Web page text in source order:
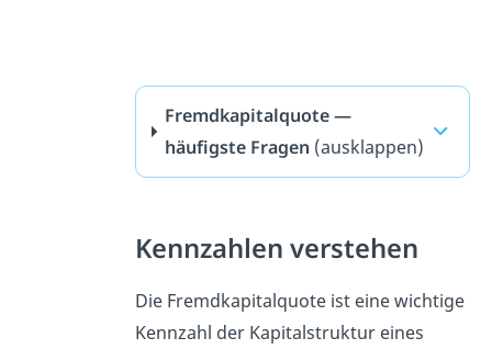
Fremdkapitalquote —
häufigste Fragen (ausklappen)
Kennzahlen verstehen
Die Fremdkapitalquote ist eine wichtige
Kennzahl der Kapitalstruktur eines